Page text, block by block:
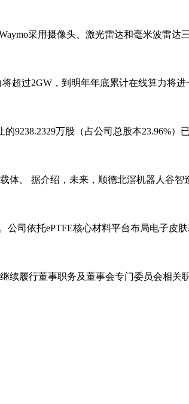
采用摄像头、激光雷达和毫米波雷
超过2GW，到明年年底累计在线算力将
9238.2329万股（占公司总股本23.96%）
。 据介绍，未来，顺德北滘机器人谷智
司依托ePTFE核心材料平台布局电子皮
履行董事职务及董事会专门委员会相关